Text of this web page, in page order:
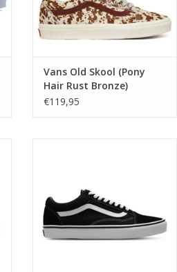
Vans Old Skool (Pony
Hair Rust Bronze)
VN000D6WFSB1
€119,95